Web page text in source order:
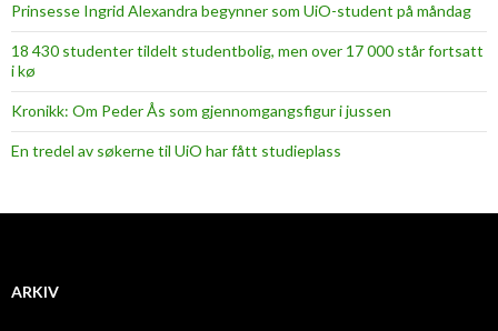
Prinsesse Ingrid Alexandra begynner som UiO-student på måndag
18 430 studenter tildelt studentbolig, men over 17 000 står fortsatt
i kø
Kronikk: Om Peder Ås som gjennomgangsfigur i jussen
En tredel av søkerne til UiO har fått studieplass
ARKIV